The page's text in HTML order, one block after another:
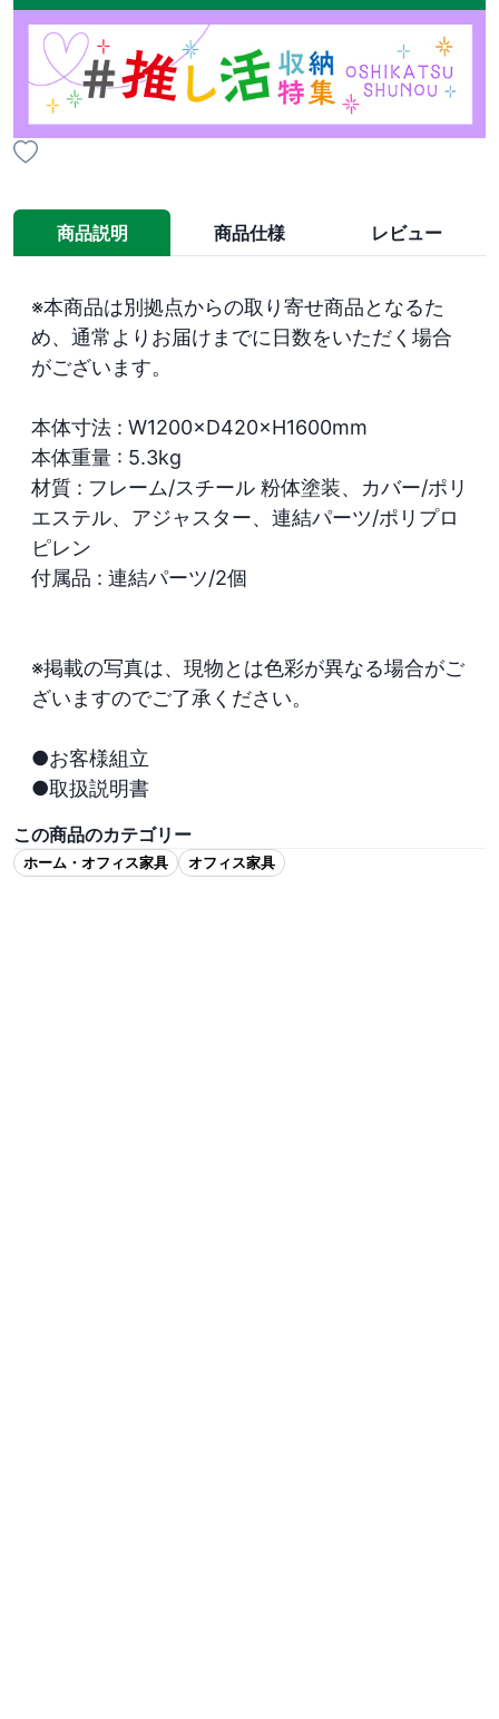
商品説明 商品仕様 レビュー
※本商品は別拠点からの取り寄せ商品となるた
め、通常よりお届けまでに日数をいただく場合
がございます。
本体寸法 : W1200×D420×H1600mm
本体重量 : 5.3kg
材質 : フレーム/スチール 粉体塗装、カバー/ポリ
エステル、アジャスター、連結パーツ/ポリプロ
ピレン
付属品 : 連結パーツ/2個
※掲載の写真は、現物とは色彩が異なる場合がご
ざいますのでご了承ください。
●お客様組立
●取扱説明書
この商品のカテゴリー
ホーム・オフィス家具 オフィス家具